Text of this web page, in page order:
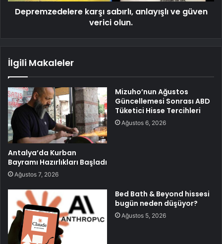
Depremzedelere karşı sabırlı, anlayışlı ve güven
verici olun.
İlgili Makaleler
Antalya’da Kurban
Bayramı Hazırlıkları Başladı
Ağustos 7, 2026
Mizuho’nun Ağustos
Güncellemesi Sonrası ABD
Tüketici Hisse Tercihleri
Ağustos 6, 2026
Bed Bath & Beyond hissesi
bugün neden düşüyor?
Ağustos 5, 2026